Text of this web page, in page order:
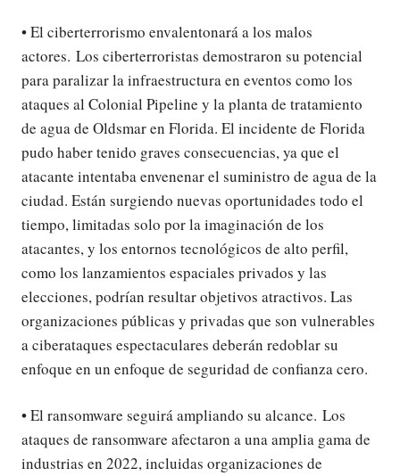
• El ciberterrorismo envalentonará a los malos
actores. Los ciberterroristas demostraron su potencial
para paralizar la infraestructura en eventos como los
ataques al Colonial Pipeline y la planta de tratamiento
de agua de Oldsmar en Florida. El incidente de Florida
pudo haber tenido graves consecuencias, ya que el
atacante intentaba envenenar el suministro de agua de la
ciudad. Están surgiendo nuevas oportunidades todo el
tiempo, limitadas solo por la imaginación de los
atacantes, y los entornos tecnológicos de alto perfil,
como los lanzamientos espaciales privados y las
elecciones, podrían resultar objetivos atractivos. Las
organizaciones públicas y privadas que son vulnerables
a ciberataques espectaculares deberán redoblar su
enfoque en un enfoque de seguridad de confianza cero.
• El ransomware seguirá ampliando su alcance. Los
ataques de ransomware afectaron a una amplia gama de
industrias en 2022, incluidas organizaciones de